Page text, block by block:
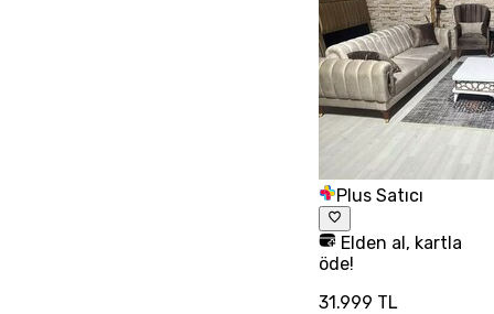
Plus Satıcı
Elden al, kartla
öde!
31.999 TL